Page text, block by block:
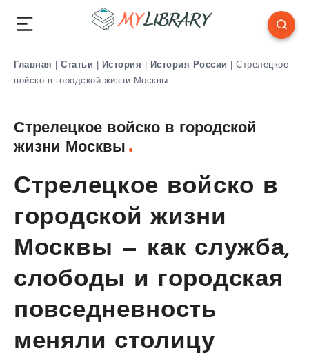
Главная | Статьи | История | История России | Стрелецкое
войско в городской жизни Москвы
Стрелецкое войско в городской
жизни Москвы
Стрелецкое войско в
городской жизни
Москвы — как служба,
слободы и городская
повседневность
меняли столицу